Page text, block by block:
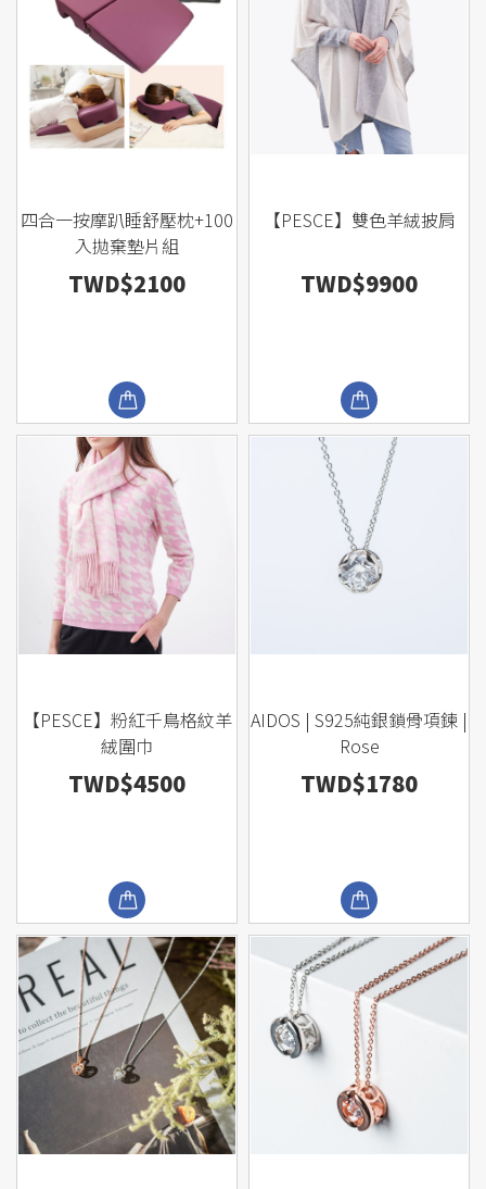
四合一按摩趴睡舒壓枕+100
入拋棄墊片組
TWD$2100
【PESCE】雙色羊絨披肩
TWD$9900
【PESCE】粉紅千鳥格紋羊
絨圍巾
TWD$4500
AIDOS | S925純銀鎖骨項鍊 |
Rose
TWD$1780